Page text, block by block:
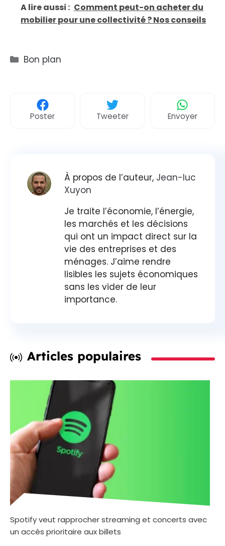
A lire aussi : Comment peut-on acheter du
mobilier pour une collectivité ? Nos conseils
Catégories
Bon plan
Poster Tweeter Envoyer
À propos de l’auteur, Jean-luc
Xuyon
Je traite l’économie, l’énergie,
les marchés et les décisions
qui ont un impact direct sur la
vie des entreprises et des
ménages. J’aime rendre
lisibles les sujets économiques
sans les vider de leur
importance.
Articles populaires
Spotify veut rapprocher streaming et concerts avec
un accès prioritaire aux billets